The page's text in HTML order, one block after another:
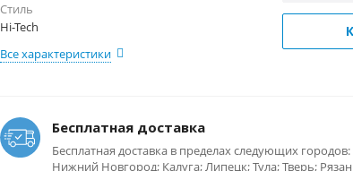
Стиль
Hi-Tech
Все характеристики
Бесплатная доставка
Бесплатная доставка в пределах следующих
Нижний Новгород; Калуга; Липецк; Тула; Тверь;